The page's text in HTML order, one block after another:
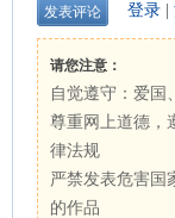
登录
请您注意：
自觉遵守：爱国
尊重网上道德，
律法规
严禁发表危害国
的作品